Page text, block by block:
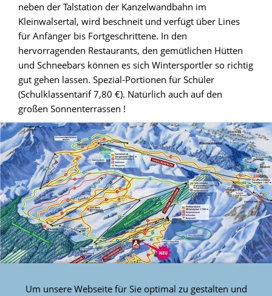
neben der Talstation der Kanzelwandbahn im
Kleinwalsertal, wird beschneit und verfügt über Lines
für Anfänger bis Fortgeschrittene. In den
hervorragenden Restaurants, den gemütlichen Hütten
und Schneebars können es sich Wintersportler so richtig
gut gehen lassen. Spezial-Portionen für Schüler
(Schulklassentarif 7,80 €). Natürlich auch auf den
großen Sonnenterrassen !
Um unsere Webseite für Sie optimal zu gestalten und